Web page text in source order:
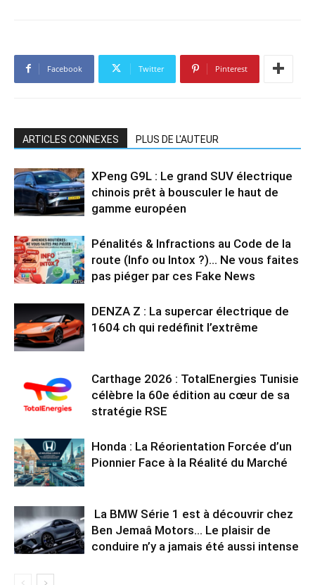
Facebook Twitter Pinterest
ARTICLES CONNEXES PLUS DE L'AUTEUR
XPeng G9L : Le grand SUV électrique
chinois prêt à bousculer le haut de
gamme européen
Pénalités & Infractions au Code de la
route (Info ou Intox ?)… Ne vous faites
pas piéger par ces Fake News
DENZA Z : La supercar électrique de
1604 ch qui redéfinit l’extrême
Carthage 2026 : TotalEnergies Tunisie
célèbre la 60e édition au cœur de sa
stratégie RSE
Honda : La Réorientation Forcée d’un
Pionnier Face à la Réalité du Marché
La BMW Série 1 est à découvrir chez
Ben Jemaâ Motors… Le plaisir de
conduire n’y a jamais été aussi intense